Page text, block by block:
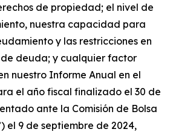
de propiedad; el nivel de
nuestra capacidad para
y las restricciones en
deuda; y cualquier factor
nuestro Informe Anual en el
el año fiscal finalizado el 30 de
ante la Comisión de Bolsa
el 9 de septiembre de 2024,